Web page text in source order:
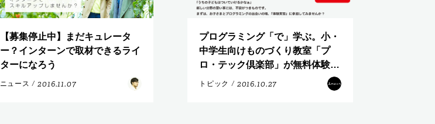
【募集停止中】まだキュレータ
ー？インターンで取材できるライ
ターになろう
ニュース / 2016.11.07
プログラミング「で」学ぶ。小・
中学生向けものづくり教室「プ
ロ・テック倶楽部」が無料体験受
付を開始。
トピック / 2016.10.27